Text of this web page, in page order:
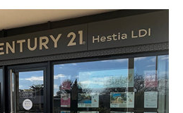
21 Hestia LDI
Costel
- 69960